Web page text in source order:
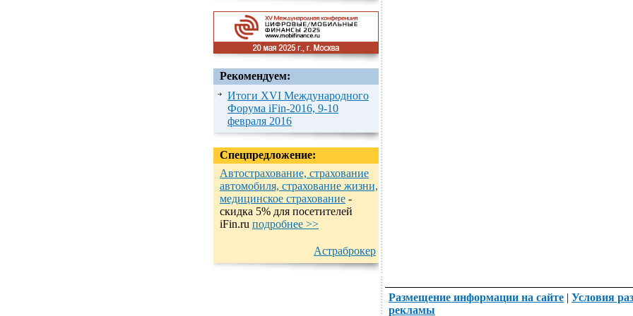
Рекомендуем:
Итоги XVI Международного
Форума iFin-2016, 9-10
февраля 2016
Спецпредложение:
Автострахование, страхование
автомобиля, страхование жизни,
медицинское страхование -
cкидка 5% для посетителей
iFin.ru подробнеe >>
Астраброкер
Размещение информации на сайте | Условия
рекламы